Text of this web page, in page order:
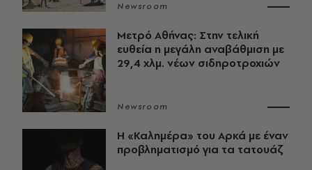
Newsroom
Μετρό Αθήνας: Στην τελική
ευθεία η μεγάλη αναβάθμιση με
29,4 χλμ. νέων σιδηροτροχιών
Newsroom
Η «Καλημέρα» του Αρκά με έναν
προβληματισμό για τα τατουάζ